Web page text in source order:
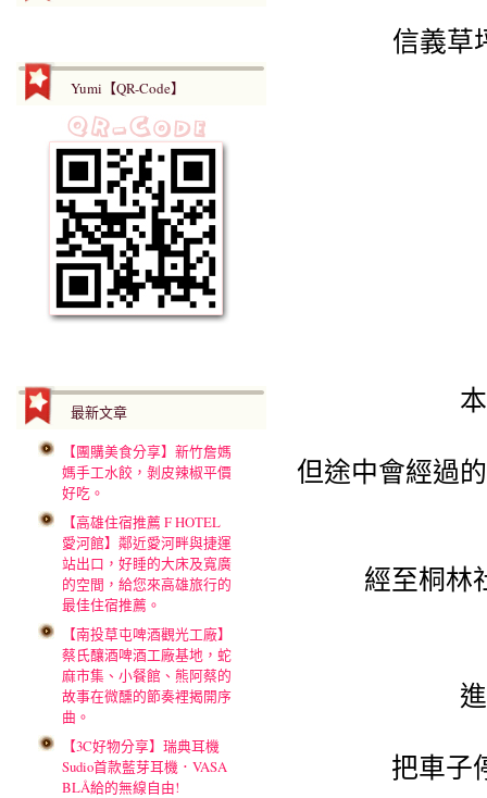
Yumi【QR-Code】
最新文章
【團購美食分享】新竹詹媽
媽手工水餃，剝皮辣椒平價
好吃。
【高雄住宿推薦 F HOTEL
愛河館】鄰近愛河畔與捷運
站出口，好睡的大床及寬廣
的空間，給您來高雄旅行的
最佳住宿推薦。
【南投草屯啤酒觀光工廠】
蔡氏釀酒啤酒工廠基地，蛇
麻市集、小餐館、熊阿蔡的
故事在微醺的節奏裡揭開序
曲。
【3C好物分享】瑞典耳機
Sudio首款藍芽耳機．VASA
BLÅ給的無線自由!
信義草
但途中會經過
經至桐林
把車子